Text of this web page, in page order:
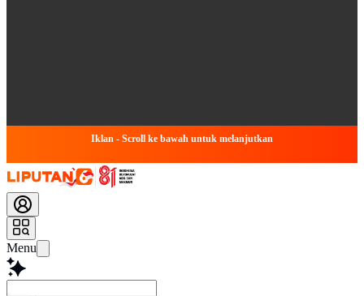
Iklan - Scroll ke bawah untuk melanjutkan
Menu